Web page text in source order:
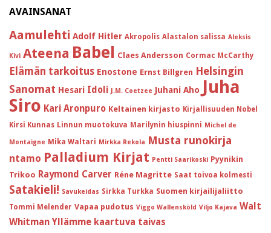
AVAINSANAT
Aamulehti Adolf Hitler Akropolis Alastalon salissa Aleksis
Kivi Ateena Babel Claes Andersson Cormac McCarthy
Elämän tarkoitus Enostone Ernst Billgren Helsingin
Sanomat Hesari Idoli J.M. Coetzee Juhani Aho Juha
Siro Kari Aronpuro Keltainen kirjasto Kirjallisuuden Nobel
Kirsi Kunnas Linnun muotokuva Marilynin hiuspinni Michel de
Montaigne Mika Waltari Mirkka Rekola Musta runokirja
ntamo Palladium Kirjat Pentti Saarikoski Pyynikin
Trikoo Raymond Carver Réne Magritte Saat toivoa kolmesti
Satakieli! Savukeidas Sirkka Turkka Suomen kirjailijaliitto
Tommi Melender Vapaa pudotus Viggo Wallensköld Viljo Kajava Walt
Whitman Yllämme kaartuva taivas